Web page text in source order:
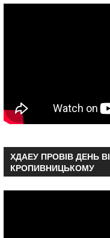
ХДАЕУ ПРОВІВ ДЕНЬ
КРОПИВНИЦЬКОМУ